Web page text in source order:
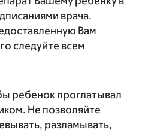
врача.
Вам
следуйте всем
ребенок проглатывал
Не позволяйте
разламывать,